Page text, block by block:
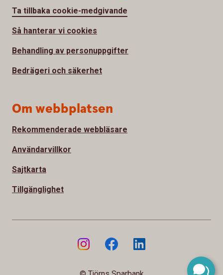
Ta tillbaka cookie-medgivande
Så hanterar vi cookies
Behandling av personuppgifter
Bedrägeri och säkerhet
Om webbplatsen
Rekommenderade webbläsare
Användarvillkor
Sajtkarta
Tillgänglighet